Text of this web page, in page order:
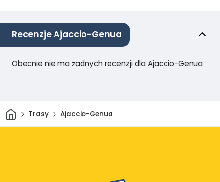
Recenzje Ajaccio-Genua
Obecnie nie ma żadnych recenzji dla Ajaccio-Genua
DomTrasy Ajaccio-Genua